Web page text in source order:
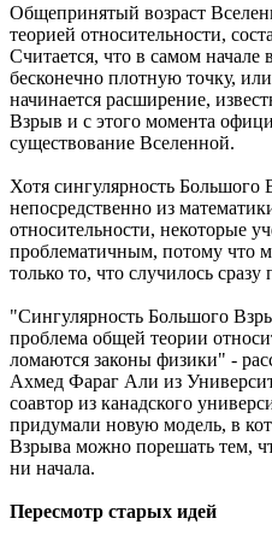
Общепринятый возраст
теорией относительности,
Считается, что в самом
бесконечно плотную точку,
начинается расширение,
Взрыв и с этого момента
существование Вселенной.
Хотя сингулярность Большого
непосредственно из
относительности, некоторые
проблематичным, потому что
только то, что случилось
"Сингулярность Большого
проблема общей теории
ломаются законы физики" -
Ахмед Фараг Али из
соавтор из канадского
придумали новую модель, в
Взрыва можно порешать тем,
ни начала.
Пересмотр старых идей